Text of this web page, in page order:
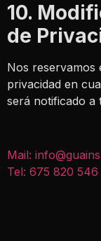
10.
de
Nos reservamos
privacidad en
será notificado a
Mail:
Tel: 675 820 546